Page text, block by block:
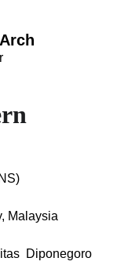
Malaysia
Diponegoro